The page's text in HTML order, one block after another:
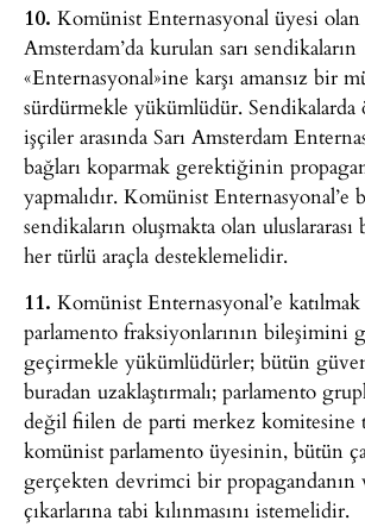
10. Komünist Enternasyonal üyesi
Amsterdam’da kurulan sarı sendikaların
«Enternasyonal»ine karşı amansız bir
sürdürmekle yükümlüdür.
işçiler arasında Sarı Amsterdam
bağları koparmak gerektiğinin
yapmalıdır. Komünist Enternasyonal’e
sendikaların oluşmakta olan
her türlü araçla desteklemelidir.
11. Komünist Enternasyonal’e
parlamento fraksiyonlarının bileşimini
geçirmekle yükümlüdürler; bütün
buradan uzaklaştırmalı; parlamento
değil fiilen de parti merkez komitesine
komünist parlamento üyesinin, bütün
gerçekten devrimci bir propagandanın
çıkarlarına tabi kılınmasını istemelidir.